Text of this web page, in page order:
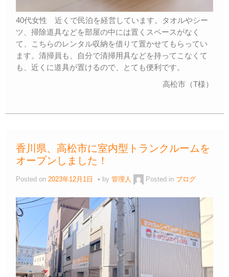
40代女性 近くで民泊を経営しています。タオルやシー
ツ、掃除道具などを部屋の中には置くスペースがなく
て、こちらのレンタル収納を借りて置かせてもらってい
ます。清掃員も、自分で清掃用具などを持ってこなくて
も、近くに道具が置けるので、とても便利です。
高松市（T様）
香川県、高松市に室内型トランクルームを
オープンしました！
Posted on 2023年12月1日 by 管理人 Posted in ブログ